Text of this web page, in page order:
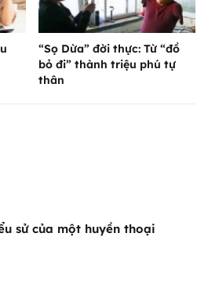
“Sọ Dừa” đời thực: Từ “đồ
bỏ đi” thành triệu phú tự
thân
sử của một huyền thoại